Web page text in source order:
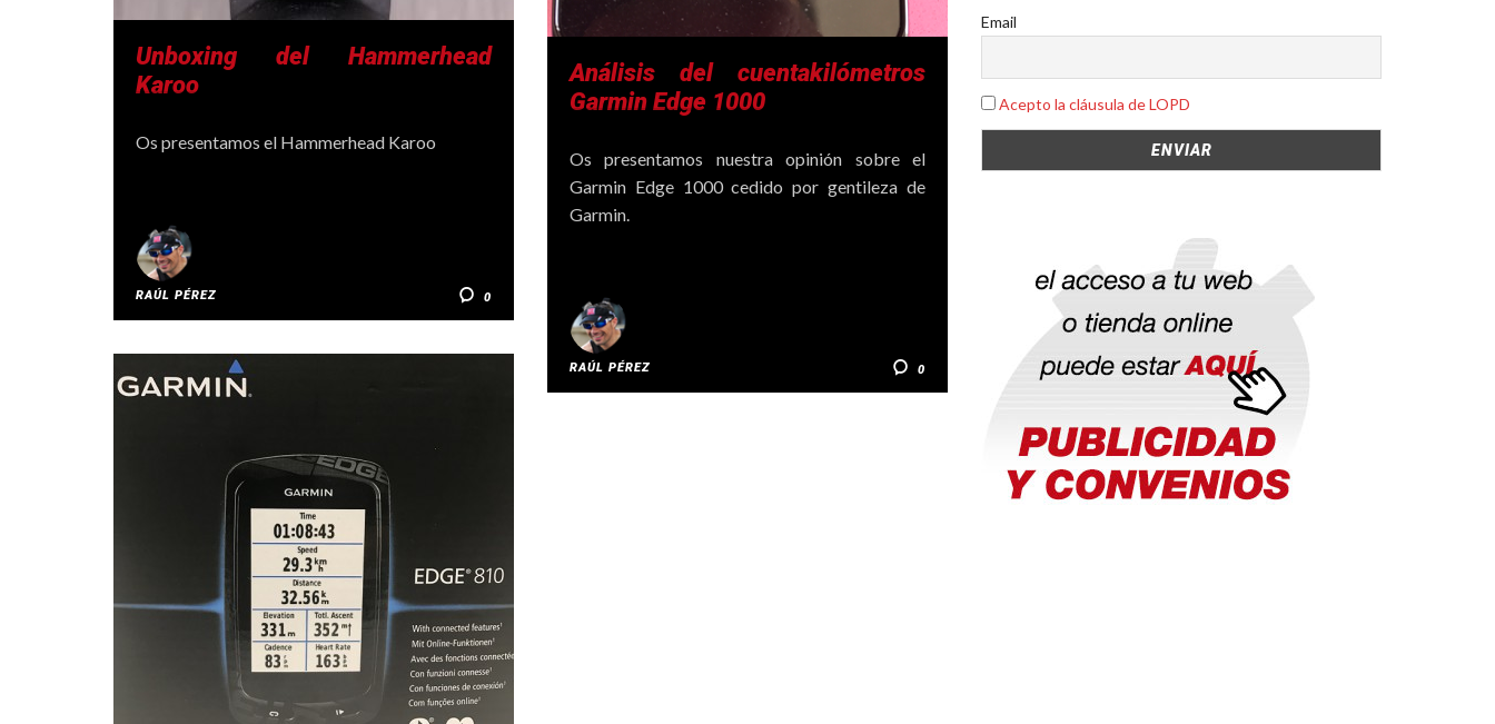
Unboxing del Hammerhead
Karoo
Os presentamos el Hammerhead Karoo
RAÚL PÉREZ 0
Análisis del cuentakilómetros
Garmin Edge 1000
Os presentamos nuestra opinión sobre el
Garmin Edge 1000 cedido por gentileza de
Garmin.
RAÚL PÉREZ 0
Email
Acepto la cláusula de LOPD